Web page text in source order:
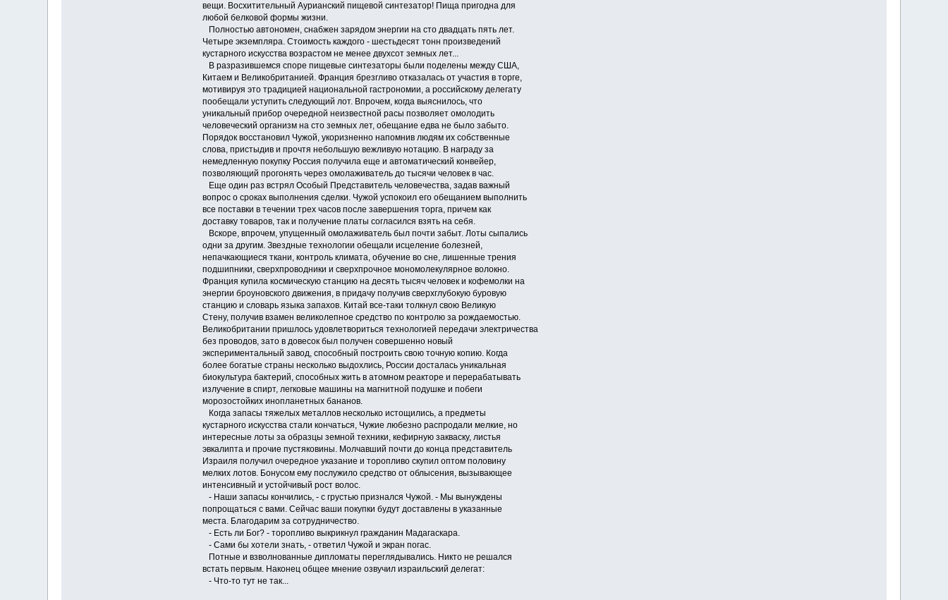
вещи. Восхитительный Аурианский пищевой синтезатор! Пища пригодна для
любой белковой формы жизни.
Полностью автономен, снабжен зарядом энергии на сто двадцать пять лет.
Четыре экземпляра. Стоимость каждого - шестьдесят тонн произведений
кустарного искусства возрастом не менее двухсот земных лет...
В разразившемся споре пищевые синтезаторы были поделены между США,
Китаем и Великобританией. Франция брезгливо отказалась от участия в торге,
мотивируя это традицией национальной гастрономии, а российскому делегату
пообещали уступить следующий лот. Впрочем, когда выяснилось, что
уникальный прибор очередной неизвестной расы позволяет омолодить
человеческий организм на сто земных лет, обещание едва не было забыто.
Порядок восстановил Чужой, укоризненно напомнив людям их собственные
слова, пристыдив и прочтя небольшую вежливую нотацию. В награду за
немедленную покупку Россия получила еще и автоматический конвейер,
позволяющий прогонять через омолаживатель до тысячи человек в час.
Еще один раз встрял Особый Представитель человечества, задав важный
вопрос о сроках выполнения сделки. Чужой успокоил его обещанием выполнить
все поставки в течении трех часов после завершения торга, причем как
доставку товаров, так и получение платы согласился взять на себя.
Вскоре, впрочем, упущенный омолаживатель был почти забыт. Лоты сыпались
одни за другим. Звездные технологии обещали исцеление болезней,
непачкающиеся ткани, контроль климата, обучение во сне, лишенные трения
подшипники, сверхпроводники и сверхпрочное мономолекулярное волокно.
Франция купила космическую станцию на десять тысяч человек и кофемолки на
энергии броуновского движения, в придачу получив сверхглубокую буровую
станцию и словарь языка запахов. Китай все-таки толкнул свою Великую
Стену, получив взамен великолепное средство по контролю за рождаемостью.
Великобритании пришлось удовлетвориться технологией передачи электричества
без проводов, зато в довесок был получен совершенно новый
экспериментальный завод, способный построить свою точную копию. Когда
более богатые страны несколько выдохлись, России досталась уникальная
биокультура бактерий, способных жить в атомном реакторе и перерабатывать
излучение в спирт, легковые машины на магнитной подушке и побеги
морозостойких инопланетных бананов.
Когда запасы тяжелых металлов несколько истощились, а предметы
кустарного искусства стали кончаться, Чужие любезно распродали мелкие, но
интересные лоты за образцы земной техники, кефирную закваску, листья
эвкалипта и прочие пустяковины. Молчавший почти до конца представитель
Израиля получил очередное указание и торопливо скупил оптом половину
мелких лотов. Бонусом ему послужило средство от облысения, вызывающее
интенсивный и устойчивый рост волос.
- Наши запасы кончились, - с грустью признался Чужой. - Мы вынуждены
попрощаться с вами. Сейчас ваши покупки будут доставлены в указанные
места. Благодарим за сотрудничество.
- Есть ли Бог? - торопливо выкрикнул гражданин Мадагаскара.
- Сами бы хотели знать, - ответил Чужой и экран погас.
Потные и взволнованные дипломаты переглядывались. Никто не решался
встать первым. Наконец общее мнение озвучил израильский делегат:
- Что-то тут не так...